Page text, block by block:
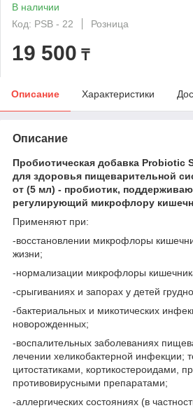
В наличии
Код: PSB - 22
Розница
19 500 ₸
Описание Характеристики
Описание
Пробиотическая добавка Probiotic
для здоровья пищеварительной
от (5 мл) - пробиотик,
регулирующий микрофлору
Применяют при:
-восстановлении микрофлоры
жизни;
-нормализации микрофлоры
-срыгиваниях и запорах у детей
-бактериальных и микотических
новорожденных;
-воспалительных заболеваниях
лечении хеликобактерной инфекции;
цитостатиками, кортикостероидами,
противовирусными препаратами;
-аллергических состояниях (в